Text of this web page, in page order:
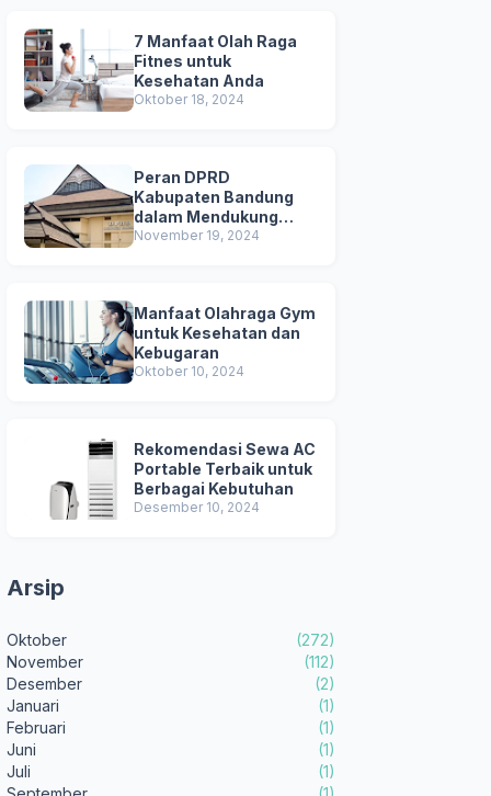
7 Manfaat Olah Raga
Fitnes untuk
Kesehatan Anda
Oktober 18, 2024
Peran DPRD
Kabupaten Bandung
dalam Mendukung
Pembangunan Daerah
November 19, 2024
Manfaat Olahraga Gym
untuk Kesehatan dan
Kebugaran
Oktober 10, 2024
Rekomendasi Sewa AC
Portable Terbaik untuk
Berbagai Kebutuhan
Desember 10, 2024
Arsip
Oktober
(272)
November
(112)
Desember
(2)
Januari
(1)
Februari
(1)
Juni
(1)
Juli
(1)